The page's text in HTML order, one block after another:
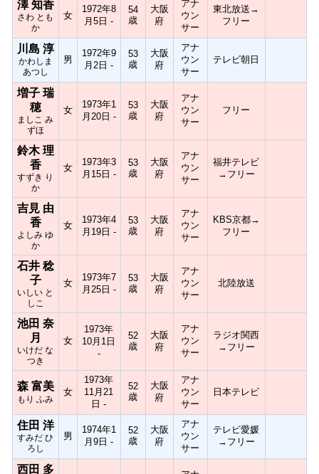
澤 知香
さわ とも
か
女
1972年8
月5日 -
54
歳
大阪
府
アナ
ウン
サー
東北放送→
フリー
川島 淳
かわしま
あつし
男
1972年9
月2日 -
53
歳
大阪
府
アナ
ウン
サー
テレビ朝日
増子 瑞
穂
ましこ み
ずほ
女
1973年1
月20日 -
53
歳
大阪
府
アナ
ウン
サー
フリー
鈴木 理
香
すずき り
か
女
1973年3
月15日 -
53
歳
大阪
府
アナ
ウン
サー
福井テレビ
→フリー
吉見 由
香
よしみ ゆ
か
女
1973年4
月19日 -
53
歳
大阪
府
アナ
ウン
サー
KBS京都→
フリー
石井 稔
子
いしい と
しこ
女
1973年7
月25日 -
53
歳
大阪
府
アナ
ウン
サー
北陸放送
池田 奈
月
いけだ な
つき
女
1973年
10月1日
-
52
歳
大阪
府
アナ
ウン
サー
ラジオ関西
→フリー
森 富美
もり ふみ
女
1973年
11月21
日 -
52
歳
大阪
府
アナ
ウン
サー
日本テレビ
住田 洋
すみだ ひ
ろし
男
1974年1
月9日 -
52
歳
大阪
府
アナ
ウン
サー
テレビ愛媛
→フリー
西田 多